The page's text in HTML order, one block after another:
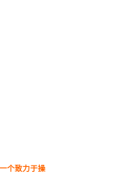
个致力于操